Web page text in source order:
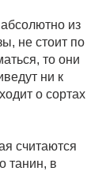
из
не стоит по
то они
ни к
о сортах
считаются
танин, в